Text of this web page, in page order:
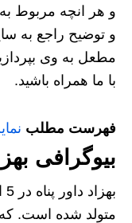
و هر انچه مربوط
و توضیح راجع به
مطعل به وی
با ما همراه باشید.
فهرست مطلب
بیوگرافی
متولد شده است. که